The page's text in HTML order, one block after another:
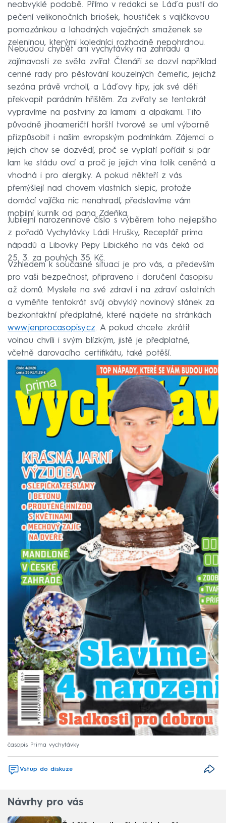
neobvyklé podobě. Přímo v redakci se Láďa pustí do
pečení velikonočních briošek, houstiček s vajíčkovou
pomazánkou a lahodných vaječných smaženek se
zeleninou, kterými koledníci rozhodně nepohrdnou.
Nebudou chybět ani vychytávky na zahradu a
zajímavosti ze světa zvířat. Čtenáři se dozví například
cenné rady pro pěstování kouzelných čemeřic, jejichž
sezóna právě vrcholí, a Láďovy tipy, jak své děti
překvapit parádním hřištěm. Za zvířaty se tentokrát
vypravíme na pastviny za lamami a alpakami. Tito
původně jihoameričtí horští tvorové se umí výborně
přizpůsobit i našim evropským podmínkám. Zájemci o
jejich chov se dozvědí, proč se vyplatí pořídit si pár
lam ke stádu ovcí a proč je jejich vlna tolik ceněná a
vhodná i pro alergiky. A pokud někteří z vás
přemýšlejí nad chovem vlastních slepic, protože
domácí vajíčka nic nenahradí, představíme vám
mobilní kurník od pana Zdeňka.
Jubilejní narozeninové číslo s výběrem toho nejlepšího
z pořadů Vychytávky Ládi Hrušky, Receptář prima
nápadů a Libovky Pepy Libického na vás čeká od
25. 3. za pouhých 35 Kč.
Vzhledem k současné situaci je pro vás, a především
pro vaši bezpečnost, připraveno i doručení časopisu
až domů. Myslete na své zdraví i na zdraví ostatních
a vyměňte tentokrát svůj obvyklý novinový stánek za
bezkontaktní předplatné, které najdete na stránkách
www.jenprocasopisy.cz. A pokud chcete zkrátit
volnou chvíli i svým blízkým, jistě je předplatné,
včetně darovacího certifikátu, také potěší.
časopis Prima vychytávky
Vstup do diskuze
Návrhy pro vás